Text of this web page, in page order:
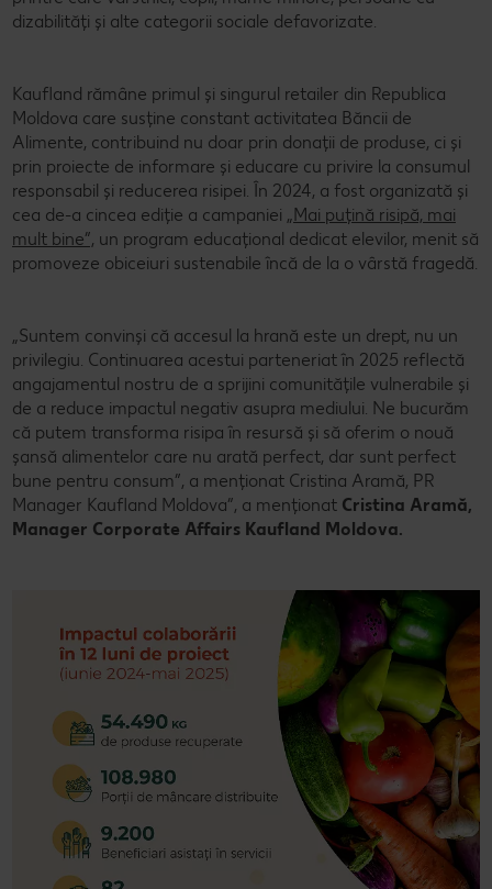
dizabilități și alte categorii sociale defavorizate.
Kaufland rămâne primul și singurul retailer din Republica
Moldova care susține constant activitatea Băncii de
Alimente, contribuind nu doar prin donații de produse, ci și
prin proiecte de informare și educare cu privire la consumul
responsabil și reducerea risipei. În 2024, a fost organizată și
cea de-a cincea ediție a campaniei „Mai puțină risipă, mai
mult bine”, un program educațional dedicat elevilor, menit să
promoveze obiceiuri sustenabile încă de la o vârstă fragedă.
„Suntem convinși că accesul la hrană este un drept, nu un
privilegiu. Continuarea acestui parteneriat în 2025 reflectă
angajamentul nostru de a sprijini comunitățile vulnerabile și
de a reduce impactul negativ asupra mediului. Ne bucurăm
că putem transforma risipa în resursă și să oferim o nouă
șansă alimentelor care nu arată perfect, dar sunt perfect
bune pentru consum”, a menționat Cristina Aramă, PR
Manager Kaufland Moldova”, a menționat Cristina Aramă,
Manager Corporate Affairs Kaufland Moldova.